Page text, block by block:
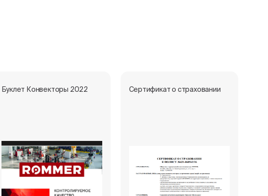
Буклет Конвекторы 2022 Сертификат о страховании